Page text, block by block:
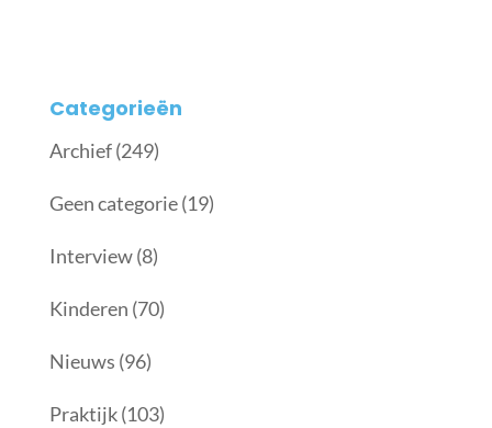
Categorieën
Archief(249)
Geen categorie(19)
Interview(8)
Kinderen (70)
Nieuws (96)
Praktijk(103)